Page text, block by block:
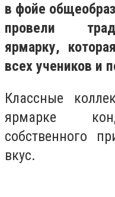
в фойе
провели
ярмарку,
всех учеников и
Классные
ярмарке
собственного
вкус.